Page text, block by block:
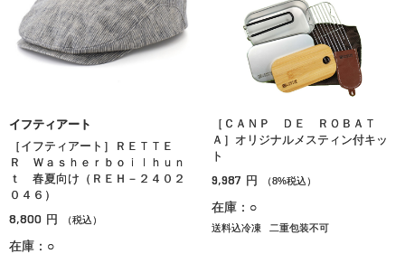
イフティアート
［イフティアート］ＲＥＴＴＥ
Ｒ Ｗａｓｈｅｒｂｏｉｌｈｕｎ
ｔ 春夏向け（ＲＥＨ－２４０２
０４６）
8,800 円 （税込）
在庫：○
［ＣＡＮＰ ＤＥ ＲＯＢＡＴ
Ａ］オリジナルメスティン付キッ
ト
9,987 円 （8%税込）
在庫：○
送料込冷凍 二重包装不可